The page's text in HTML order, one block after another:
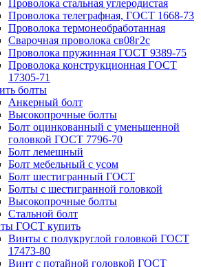
Проволока стальная углеродистая
Проволока телеграфная, ГОСТ 1668-73
Проволока термонеобработанная
Сварочная проволока св08г2с
Проволока пружинная ГОСТ 9389-75
Проволока конструкционная ГОСТ
17305-71
болты
Анкерный болт
Высокопрочные болты
Болт оцинкованный с уменьшенной
головкой ГОСТ 7796-70
Болт лемешный
Болт мебельный с усом
Болт шестигранный ГОСТ
Болты с шестигранной головкой
Высокопрочные болты
Стальной болт
ГОСТ купить
Винты с полукруглой головкой ГОСТ
17473-80
Винт с потайной головкой ГОСТ